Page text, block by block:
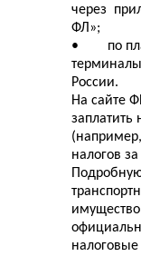
через
ФЛ»;
• по
России.
На сайте
заплатить
налогов